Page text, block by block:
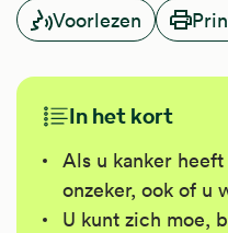
Voorlezen
In het kort
Als u kanker
onzeker, ook of u
U kunt zich moe,